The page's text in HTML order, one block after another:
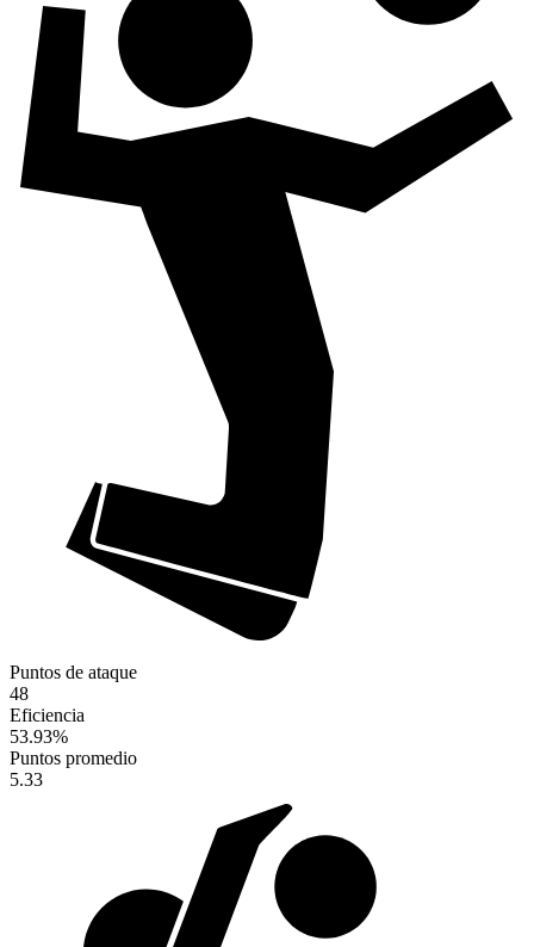
Puntos de ataque
48
Eficiencia
53.93%
Puntos promedio
5.33